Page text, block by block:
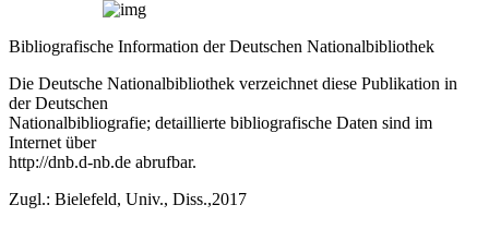
Bibliografische Information der Deutschen Nationalbibliothek
Die Deutsche Nationalbibliothek verzeichnet diese Publikation in
der Deutschen
Nationalbibliografie; detaillierte bibliografische Daten sind im
Internet über
http://dnb.d-nb.de abrufbar.
Zugl.: Bielefeld, Univ., Diss.,2017